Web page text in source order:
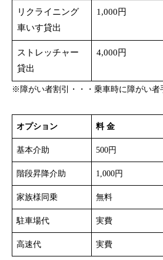
リクライニング
車いす貸出
1,000円
ストレッチャー
貸出
4,000円
※障がい者割引・・・乗車時に障がい者
オプション 料 金
基本介助 500円
階段昇降介助 1,000円
家族様同乗 無料
駐車場代 実費
高速代 実費